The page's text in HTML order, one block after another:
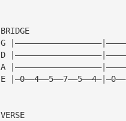
BRIDGE
G
D
A
E
VERSE